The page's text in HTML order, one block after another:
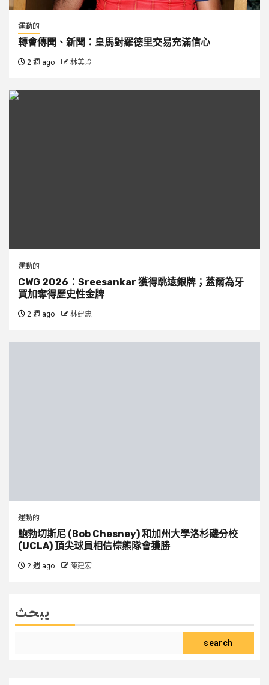
運動的
轉會傳聞、新聞：皇馬對羅德里交易充滿信心
2 週 ago 林美玲
運動的
CWG 2026：Sreesankar 獲得跳遠銀牌；蓋爾為牙
買加奪得歷史性金牌
2 週 ago 林建忠
運動的
鮑勃切斯尼 (Bob Chesney) 和加州大學洛杉磯分校
(UCLA) 頂尖球員相信棕熊隊會獲勝
2 週 ago 陳建宏
يبحث
search